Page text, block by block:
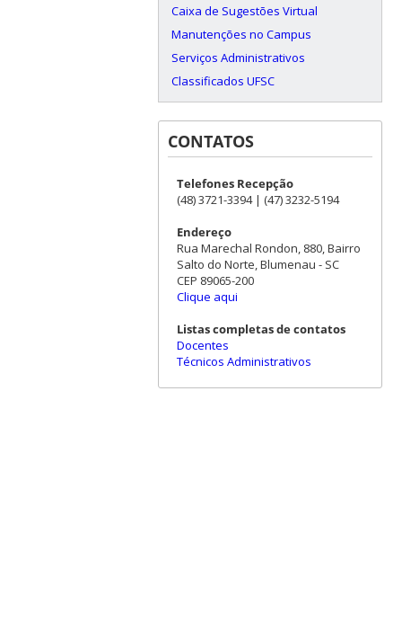
Caixa de Sugestões Virtual
Manutenções no Campus
Serviços Administrativos
Classificados UFSC
CONTATOS
Telefones Recepção
(48) 3721-3394 | (47) 3232-5194
Endereço
Rua Marechal Rondon, 880, Bairro
Salto do Norte, Blumenau - SC
CEP 89065-200
Clique aqui
Listas completas de contatos
Docentes
Técnicos Administrativos